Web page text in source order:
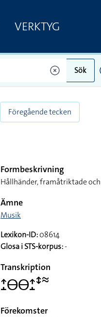
VERKTYG
Sök
Föregående tecken
Formbeskrivning
Hållhänder, framåtriktade
Ämne
Musik
Lexikon-ID:08614
Glosa i STS-korpus:-
Transkription
􌤴􌤸􌤫􌤫􌤴􌤸􌥥􌦇
Förekomster